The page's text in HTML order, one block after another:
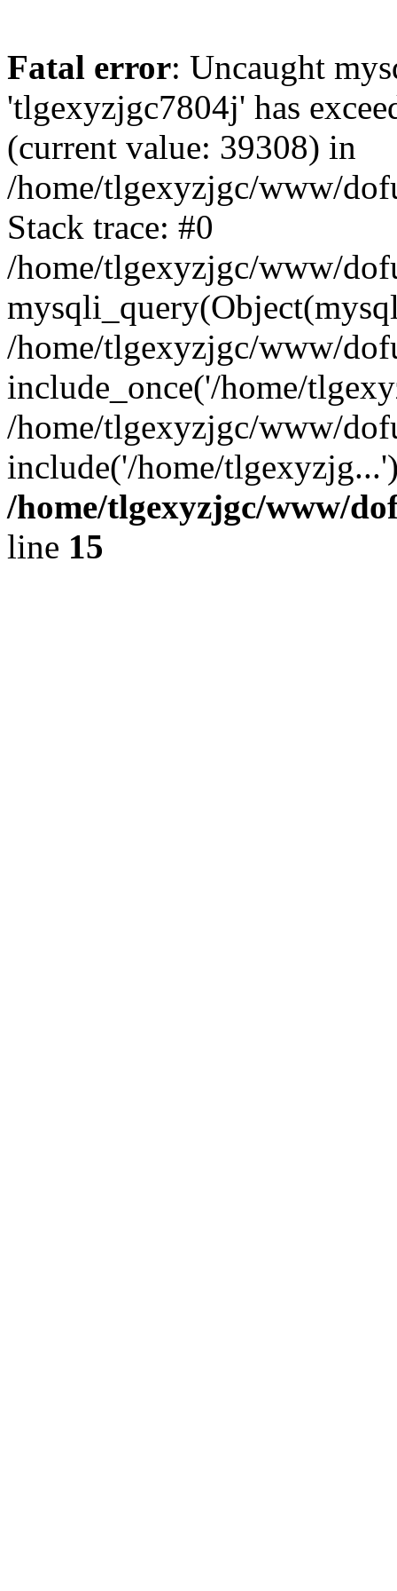
Fatal error: Uncaught
'tlgexyzjgc7804j' has
(current value: 39308) in
/home/tlgexyzjgc/www/
Stack trace: #0
/home/tlgexyzjgc/www/
/home/tlgexyzjgc/www/
include_once('/home/
/home/tlgexyzjgc/www/
include('/home/
/home/tlgexyzjgc/www/
line 15